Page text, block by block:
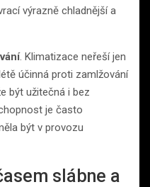
výrazně chladnější a
. Klimatizace neřeší jen
účinná proti zamlžování
být užitečná i bez
je často
být v provozu
slábne a